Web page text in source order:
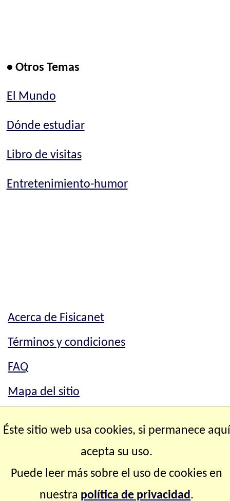
• Otros Temas
El Mundo
Dónde estudiar
Libro de visitas
Entretenimiento-humor
Acerca de Fisicanet
Términos y condiciones
FAQ
Mapa del sitio
Copyright © 2.000-2.028 Fisicanet ® Todos los
Éste sitio web usa cookies, si permanece aquí
acepta su uso.
Puede leer más sobre el uso de cookies en
nuestra política de privacidad.